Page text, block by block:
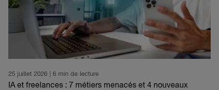
25 juillet 2026 | 6 min de lecture
IA et freelances : 7 métiers menacés et 4 nouveaux